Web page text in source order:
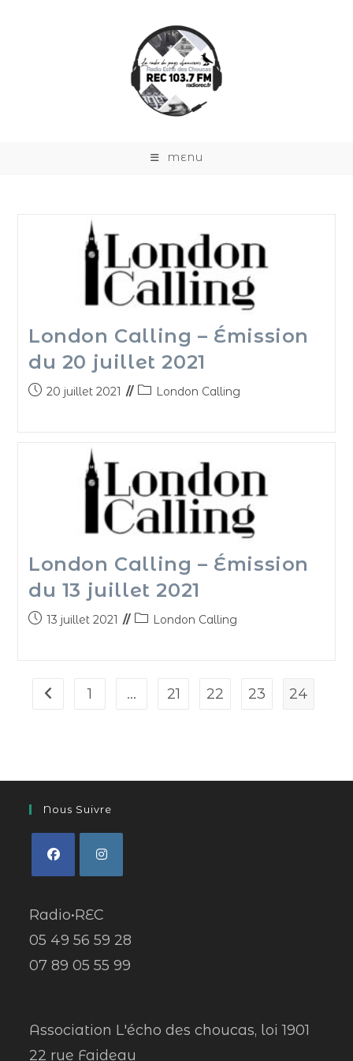
MENU
London Calling – Émission
du 20 juillet 2021
20 juillet 2021 London Calling
London Calling – Émission
du 13 juillet 2021
13 juillet 2021 London Calling
1 … 21 22 23 24
Nous Suivre
Radio•REC
05 49 56 59 28
07 89 05 55 99
Association L'écho des choucas, loi 1901
22 rue Faideau